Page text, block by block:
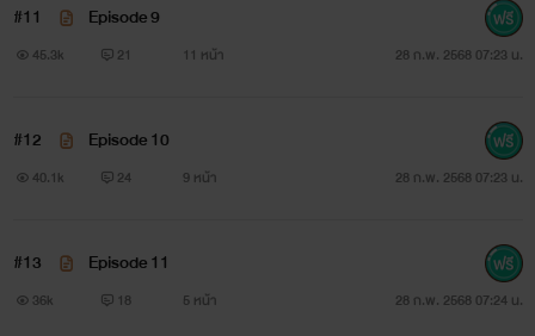
ขออนุญาตเจ้าของภาพน่ะคร้าา เนื้อหาและสถานที่ต่างๆเกิดจาก
สุดท้ายนี้ขออนุญาตแปะเพจนิยายหน่อยนะคะสารมารถเข้าไป
😘😘😘😄😄😄😁😁😁
#11 Episode 9
45.3k 21 11 หน้า 28 ก.พ. 2568 07:23 น.
#12 Episode 10
40.1k 24 9 หน้า 28 ก.พ. 2568 07:23 น.
#13 Episode 11
36k 18 5 หน้า 28 ก.พ. 2568 07:24 น.